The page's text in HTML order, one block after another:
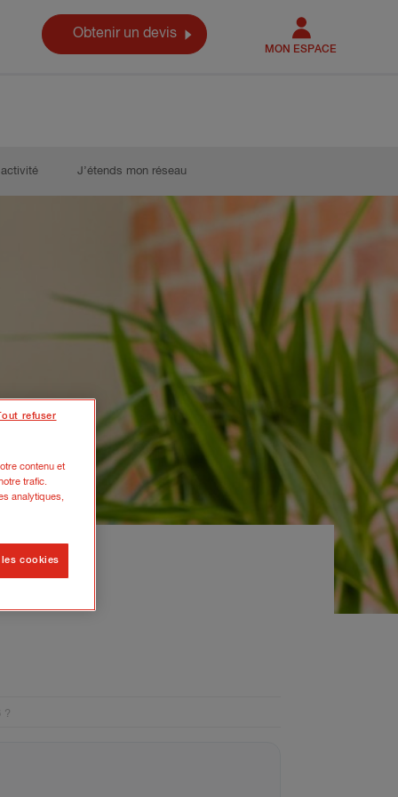
Obtenir un devis
MON ESPACE
J’étends mon réseau
?
contenu et
trafic.
analytiques,
refuser
cookies